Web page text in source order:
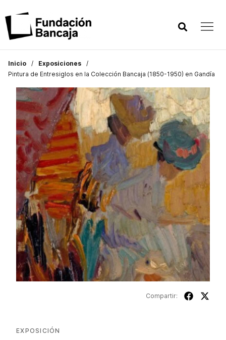
Inicio
Exposiciones
Pintura de Entresiglos en la Colección Bancaja (1850-1950) en Gandía
Compartir:
EXPOSICIÓN